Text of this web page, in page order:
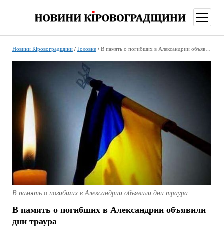
меню
Новини Кіровоградщини/ Головне/ В память о погибших в Александрии объявили дни траура
В память о погибших в Александрии объявили дни траура
В память о погибших в Александрии объявили
дни траура